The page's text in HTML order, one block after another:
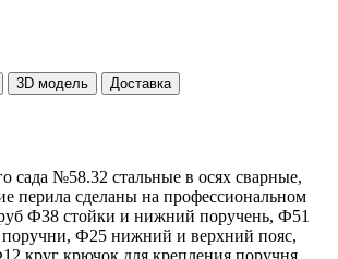
3D модель Доставка
сада №58.32 стальные в осях сварные,
перила сделаны на профессиональном
Ф38 стойки и нижний поручень, Ф51
поручни, Ф25 нижний и верхний пояс,
круг крючок для крепления поручня.